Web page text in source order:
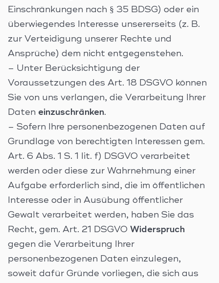
Einschränkungen nach § 35 BDSG) oder ein
überwiegendes Interesse unsererseits (z. B.
zur Verteidigung unserer Rechte und
Ansprüche) dem nicht entgegenstehen.
– Unter Berücksichtigung der
Voraussetzungen des Art. 18 DSGVO können
Sie von uns verlangen, die Verarbeitung Ihrer
Daten einzuschränken.
– Sofern Ihre personenbezogenen Daten auf
Grundlage von berechtigten Interessen gem.
Art. 6 Abs. 1 S. 1 lit. f) DSGVO verarbeitet
werden oder diese zur Wahrnehmung einer
Aufgabe erforderlich sind, die im öffentlichen
Interesse oder in Ausübung öffentlicher
Gewalt verarbeitet werden, haben Sie das
Recht, gem. Art. 21 DSGVO Widerspruch
gegen die Verarbeitung Ihrer
personenbezogenen Daten einzulegen,
soweit dafür Gründe vorliegen, die sich aus